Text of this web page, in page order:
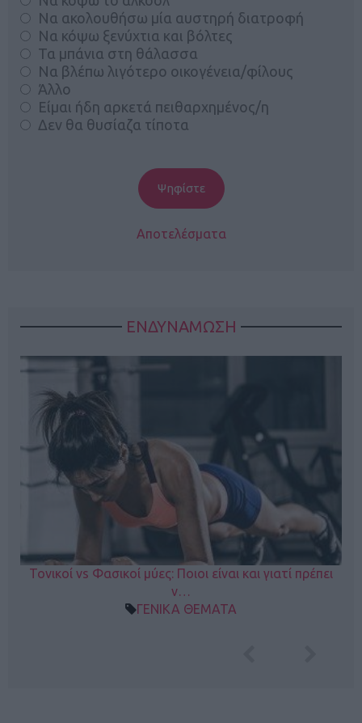
Να ακολουθήσω μία αυστηρή διατροφή
Να κόψω ξενύχτια και βόλτες
Τα μπάνια στη θάλασσα
Να βλέπω λιγότερο οικογένεια/φίλους
Άλλο
Είμαι ήδη αρκετά πειθαρχημένος/η
Δεν θα θυσίαζα τίποτα
Αποτελέσματα
ΕΝΔΥΝΑΜΩΣΗ
Τονικοί vs Φασικοί μύες: Ποιοι είναι και γιατί πρέπει
ν…
ΓΕΝΙΚΑ ΘΕΜΑΤΑ